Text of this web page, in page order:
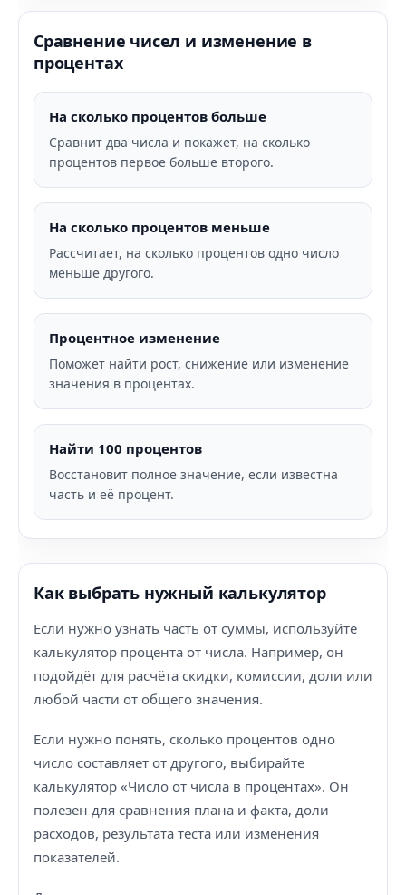
Сравнение чисел и изменение в
процентах
На сколько процентов больше
Сравнит два числа и покажет, на сколько
процентов первое больше второго.
На сколько процентов меньше
Рассчитает, на сколько процентов одно число
меньше другого.
Процентное изменение
Поможет найти рост, снижение или изменение
значения в процентах.
Найти 100 процентов
Восстановит полное значение, если известна
часть и её процент.
Как выбрать нужный калькулятор
Если нужно узнать часть от суммы, используйте
калькулятор процента от числа. Например, он
подойдёт для расчёта скидки, комиссии, доли или
любой части от общего значения.
Если нужно понять, сколько процентов одно
число составляет от другого, выбирайте
калькулятор «Число от числа в процентах». Он
полезен для сравнения плана и факта, доли
расходов, результата теста или изменения
показателей.